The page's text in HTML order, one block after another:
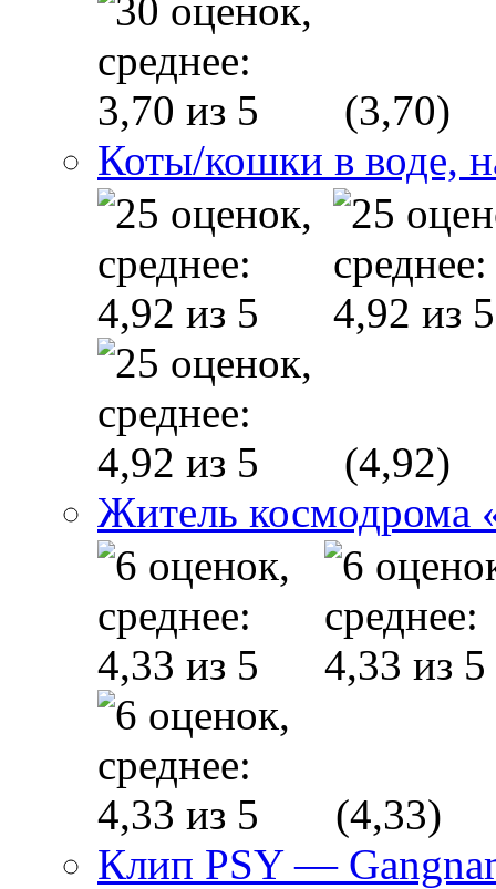
(3,70)
Коты/кошки в воде,
(4,92)
Житель космодрома
(4,33)
Клип PSY —